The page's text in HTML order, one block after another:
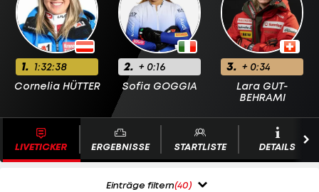
1. 1:32:38
Cornelia HÜTTER
2. + 0:16
Sofia GOGGIA
3. + 0:34
Lara GUT-
BEHRAMI
LIVETICKER ERGEBNISSE STARTLISTE DETAILS
Einträge filtern(40)